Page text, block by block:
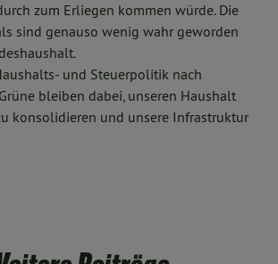
zum Erliegen kommen würde. Die
sind genauso wenig wahr geworden
und Steuerpolitik nach
bleiben dabei, unseren Haushalt
konsolidieren und unsere Infrastruktur